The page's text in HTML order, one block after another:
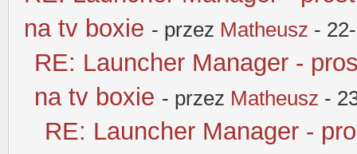
na tv boxie - przez Matheusz -
RE: Launcher Manager -
na tv boxie - przez Matheusz -
RE: Launcher Manager -